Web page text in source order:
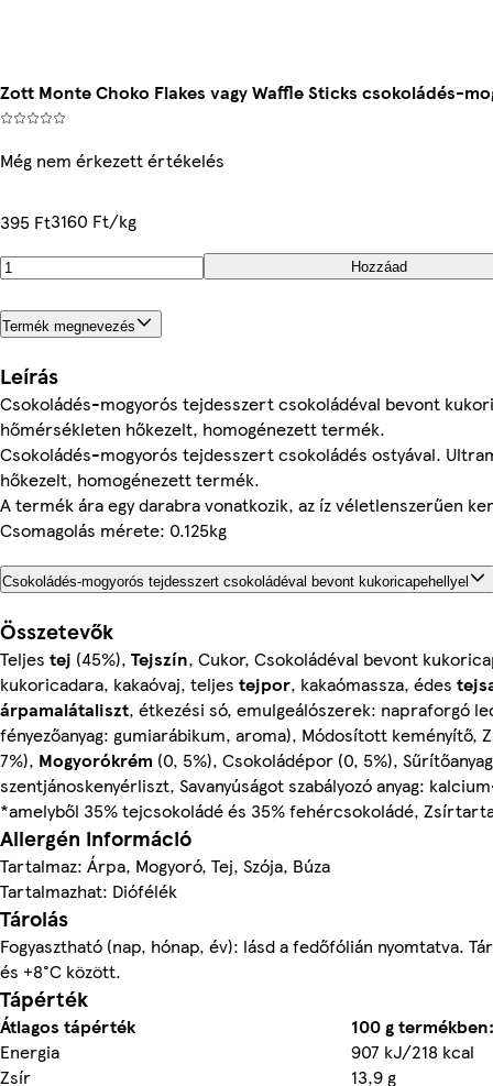
Zott Monte Choko Flakes vagy Waffle Sticks csokoládés-
Még nem érkezett értékelés
395 Ft3160 Ft/kg
Hozzáad
Termék megnevezés
Leírás
Csokoládés-mogyorós tejdesszert csokoládéval bevont
hőmérsékleten hőkezelt, homogénezett termék.
Csokoládés-mogyorós tejdesszert csokoládés ostyával.
hőkezelt, homogénezett termék.
A termék ára egy darabra vonatkozik, az íz véletlenszerűen
Csomagolás mérete: 0.125kg
Csokoládés-mogyorós tejdesszert csokoládéval bevont kukoricapehellyel
Összetevők
Teljes tej (45%), Tejszín, Cukor, Csokoládéval bevont
kukoricadara, kakaóvaj, teljes tejpor, kakaómassza, édes
árpamalátaliszt, étkezési só, emulgeálószerek: napraforgó
fényezőanyag: gumiarábikum, aroma), Módosított keményítő,
7%), Mogyorókrém (0, 5%), Csokoládépor (0, 5%),
szentjánoskenyérliszt, Savanyúságot szabályozó anyag:
*amelyből 35% tejcsokoládé és 35% fehércsokoládé,
Allergén információ
Tartalmaz: Árpa, Mogyoró, Tej, Szója, Búza
Tartalmazhat: Diófélék
Tárolás
Fogyasztható (nap, hónap, év): lásd a fedőfólián nyomtatva.
és +8°C között.
Tápérték
Átlagos tápérték
100 g termékben:
Energia
907 kJ/218 kcal
Zsír
13,9 g